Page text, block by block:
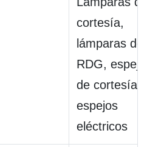
cortesía,
lámparas
RDG,
de cortesía,
espejos
eléctricos